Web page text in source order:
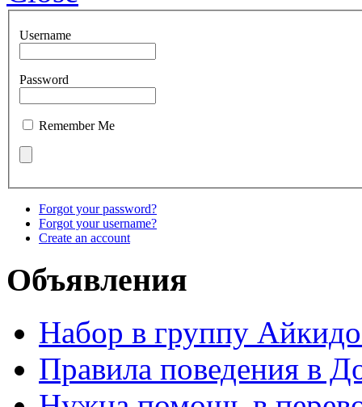
Username
Password
Remember Me
Forgot your password?
Forgot your username?
Create an account
Объявления
Набор в группу
Правила поведения в